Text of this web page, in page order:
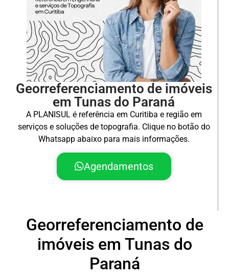
Georreferenciamento de imóveis
em Tunas do Paraná
A PLANISUL é referência em Curitiba e região em
serviços e soluções de topografia. Clique no botão do
Whatsapp abaixo para mais informações.
Agendamentos
Georreferenciamento de
imóveis em Tunas do
Paraná